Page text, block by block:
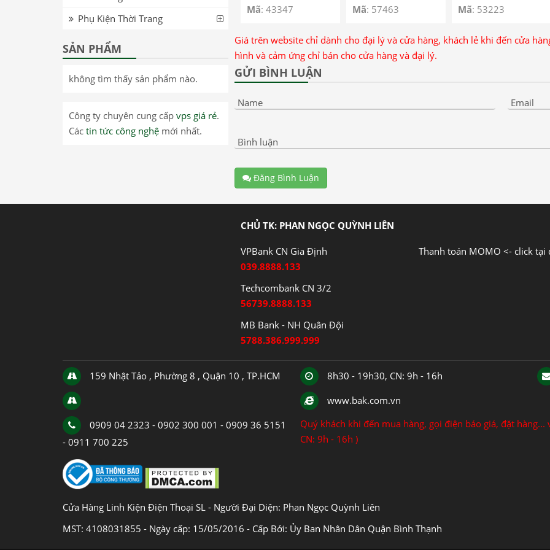
Mã: 43347
Mã: 57463
Off Samsung A14
Dây Nguồn Volume
Power Volume
Button Flex
Mã: 53223
Giá trên website chỉ dành cho đại lý và cửa hàng, khách lẻ khi đến cửa
hình và cảm ứng chỉ bán cho cửa hàng và đại lý.
GỬI BÌNH LUẬN
Name Email
Bình luận
Đăng Bình Luận
Phụ Kiện Thời Trang
SẢN PHẨM
không tìm thấy sản phẩm nào.
Công ty chuyên cung cấp vps giá rẻ.
Các tin tức công nghệ mới nhất.
CHỦ TK: PHAN NGỌC QUỲNH LIÊN
VPBank CN Gia Định
039.8888.133
Techcombank CN 3/2
56739.8888.133
MB Bank - NH Quân Đội
5788.386.999.999
Thanh toán MOMO <- click tại
159 Nhật Tảo , Phường 8 , Quận 10 , TP.HCM
0909 04 2323 - 0902 300 001 - 0909 36 5151
- 0911 700 225
8h30 - 19h30, CN: 9h - 16h
www.bak.com.vn
Quý khách khi đến mua hàng, gọi điện báo giá, đặt
CN: 9h - 16h )
Cửa Hàng Linh Kiện Điện Thoại SL - Người Đại Diện: Phan Ngọc Quỳnh Liên
MST: 4108031855 - Ngày cấp: 15/05/2016 - Cấp Bởi: Ủy Ban Nhân Dân Quận Bình Thạnh